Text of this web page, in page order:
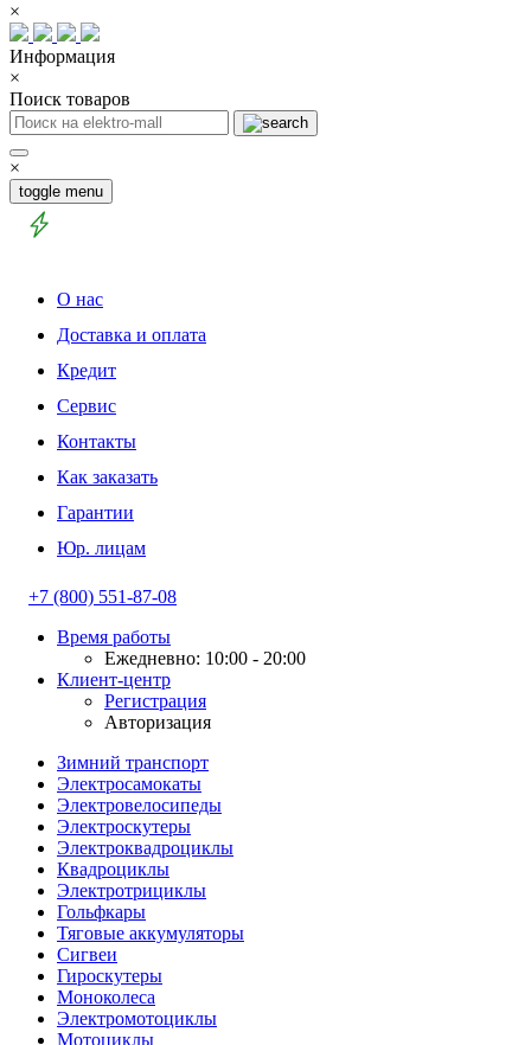
×
Информация
×
Поиск товаров
×
toggle menu
О нас
Доставка и оплата
Кредит
Сервис
Контакты
Как заказать
Гарантии
Юр. лицам
+7 (800) 551-87-08
Время работы
Ежедневно: 10:00 - 20:00
Клиент-центр
Регистрация
Авторизация
Зимний транспорт
Электросамокаты
Электровелосипеды
Электроскутеры
Электроквадроциклы
Квадроциклы
Электротрициклы
Гольфкары
Тяговые аккумуляторы
Сигвеи
Гироскутеры
Моноколеса
Электромотоциклы
Мотоциклы